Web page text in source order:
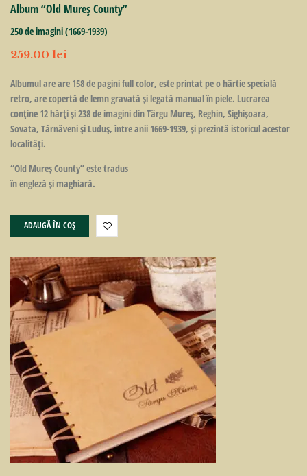
Album “Old Mureș County”
250 de imagini (1669-1939)
259.00 lei
Albumul are are 158 de pagini full color, este printat pe o hârtie specială
retro, are copertă de lemn gravată şi legată manual în piele. Lucrarea
conţine 12 hărţi şi 238 de imagini din Târgu Mureş, Reghin, Sighişoara,
Sovata, Târnăveni şi Luduş, între anii 1669-1939, şi prezintă istoricul acestor
localităţi.
“Old Mureş County” este tradus
în engleză şi maghiară.
ADAUGĂ ÎN COȘ